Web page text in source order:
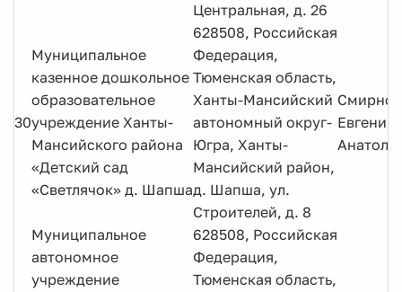
Центральная, д. 26
30
Муниципальное
казенное дошкольное
образовательное
учреждение Ханты-
Мансийского района
«Детский сад
«Светлячок» д. Шапша
628508, Российская
Федерация,
Тюменская область,
Ханты-Мансийский
автономный округ-
Югра, Ханты-
Мансийский район,
д. Шапша, ул.
Строителей, д. 8
Евгения
Муниципальное
автономное
учреждение
628508, Российская
Федерация,
Тюменская область,